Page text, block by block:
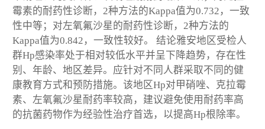
霉素的耐药性诊断，2种方法的Kappa值为0.732，一致
性中等；对左氧氟沙星的耐药性诊断，2种方法的
Kappa值为0.842，一致性较好。 结论雅安地区受检人
群Hp感染率处于相对较低水平并呈下降趋势，存在性
别、年龄、地区差异。应针对不同人群采取不同的健
康教育方式和预防措施。该地区Hp对甲硝唑、克拉霉
素、左氧氟沙星耐药率较高，建议避免使用耐药率高
的抗菌药物作为经验性治疗首选，以提高Hp根除率。